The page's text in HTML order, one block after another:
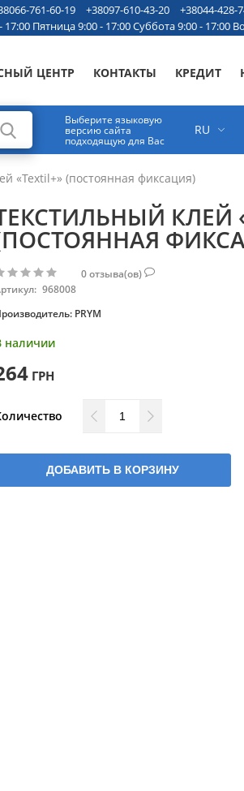
761-60-19 +38097-610-43-20 +38044-428-
Пятница 9:00 - 17:00 Суббота 9:00 - 17:00
ЦЕНТР КОНТАКТЫ КРЕДИТ
Выберите языковую
версию сайта
подходящую для Вас
RU
«Textil+» (постоянная фиксация)
КЛЕЙ
0отзыва(ов)
968008
PRYM
наличии
ГРН
ДОБАВИТЬ В КОРЗИНУ